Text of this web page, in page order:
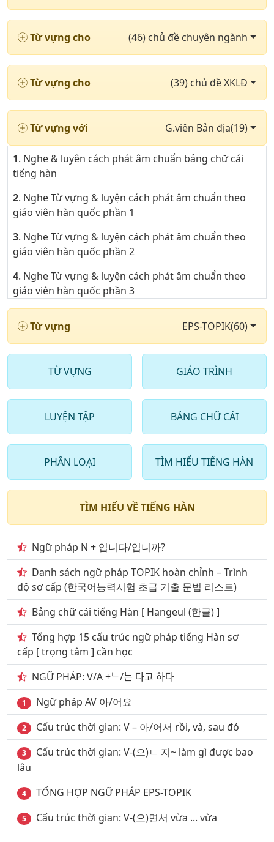
Từ vựng cho (46) chủ đề chuyên ngành
Từ vựng cho (39) chủ đề XKLĐ
Từ vựng với G.viên Bản địa(19)
1. Nghe & luyên cách phát âm chuẩn bảng chữ cái
tiếng hàn
2. Nghe Từ vựng & luyện cách phát âm chuẩn theo
giáo viên hàn quốc phần 1
3. Nghe Từ vựng & luyện cách phát âm chuẩn theo
giáo viên hàn quốc phần 2
4. Nghe Từ vựng & luyện cách phát âm chuẩn theo
giáo viên hàn quốc phần 3
giáo viên hàn quốc phần 4
6. Nghe Từ vựng & luyện cách phát âm chuẩn theo
giáo viên hàn quốc phần 5
7. Nghe Từ vựng & luyện cách phát âm chuẩn theo
giáo viên hàn quốc phần 6
8. Nghe Từ vựng & luyện cách phát âm chuẩn theo
giáo viên hàn quốc phần 7
. Nghe Từ vựng & luyện cách phát âm chuẩn theo
giáo viên hàn quốc phần 8
. Nghe Từ vựng & luyện cách phát âm chuẩn theo
giáo viên hàn quốc phần 9
11. Nghe Từ vựng & luyện cách phát âm chuẩn theo
giáo viên hàn quốc phần 10
12. Nghe Từ vựng & luyện cách phát âm theo giáo
viên hàn quốc phần 11
13. Nghe Từ vựng & luyện cách phát âm theo giáo
viên hàn quốc phần 12
14. Nghe Từ vựng & luyện cách phát âm theo giáo
viên hàn quốc phần 13
15. Nghe Từ vựng & luyện cách phát âm theo giáo
viên hàn quốc phần 14
16. Nghe Từ vựng & luyện cách phát âm theo giáo
viên hàn quốc phần 15
17. Nghe Từ vựng & luyện cách phát âm theo giáo
viên hàn quốc phần 16
18. Nghe Từ vựng & luyện cách phát âm theo giáo
Từ vựng EPS-TOPIK(60)
TỪ VỰNG GIÁO TRÌNH
LUYỆN TẬP BẢNG CHỮ CÁI
PHÂN LOẠI TÌM HIỂU TIẾNG HÀN
TÌM HIỂU VỀ TIẾNG HÀN
Ngữ pháp N + 입니다/입니까?
Danh sách ngữ pháp TOPIK hoàn chỉnh – Trình
độ sơ cấp (한국어능력시험 초급 기출 문법 리스트)
Bảng chữ cái tiếng Hàn [ Hangeul (한글) ]
Tổng hợp 15 cấu trúc ngữ pháp tiếng Hàn sơ
cấp [ trọng tâm ] cần học
NGỮ PHÁP: V/A +ᄂ/는 다고 하다
1 Ngữ pháp AV 아/어요
2 Cấu trúc thời gian: V – 아/어서 rồi, và, sau đó
3
Cấu trúc thời gian: V-(으)ㄴ 지~ làm gì được bao
lâu
4 TỔNG HỢP NGỮ PHÁP EPS-TOPIK
5 Cấu trúc thời gian: V-(으)면서 vừa ... vừa